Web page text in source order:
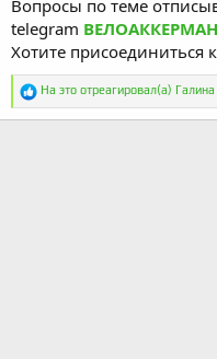
Вопросы по теме
telegram ВЕЛОАККЕРМАН
Хотите присоединиться
Р
а
На это отреагировал(а) Галина